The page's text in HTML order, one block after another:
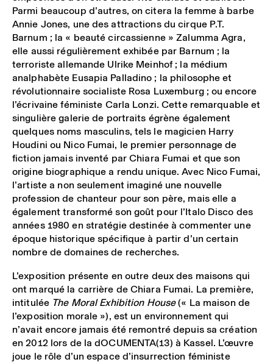
Parmi beaucoup d’autres, on citera la femme à barbe
Annie Jones, une des attractions du cirque P.T.
Barnum ; la « beauté circassienne » Zalumma Agra,
elle aussi régulièrement exhibée par Barnum ; la
terroriste allemande Ulrike Meinhof ; la médium
analphabète Eusapia Palladino ; la philosophe et
révolutionnaire socialiste Rosa Luxemburg ; ou encore
l’écrivaine féministe Carla Lonzi. Cette remarquable et
singulière galerie de portraits égrène également
quelques noms masculins, tels le magicien Harry
Houdini ou Nico Fumai, le premier personnage de
fiction jamais inventé par Chiara Fumai et que son
origine biographique a rendu unique. Avec Nico Fumai,
l’artiste a non seulement imaginé une nouvelle
profession de chanteur pour son père, mais elle a
également transformé son goût pour l’Italo Disco des
années 1980 en stratégie destinée à commenter une
époque historique spécifique à partir d’un certain
nombre de domaines de recherches.
L’exposition présente en outre deux des maisons qui
ont marqué la carrière de Chiara Fumai. La première,
intitulée The Moral Exhibition House(« La maison de
l’exposition morale »), est un environnement qui
n’avait encore jamais été remontré depuis sa création
en 2012 lors de la dOCUMENTA(13) à Kassel. L’œuvre
joue le rôle d’un espace d’insurrection féministe